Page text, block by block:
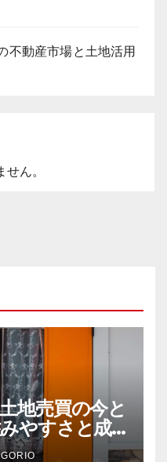
不動産市場と土地活用
ん。
地売買の今と
やすさと成